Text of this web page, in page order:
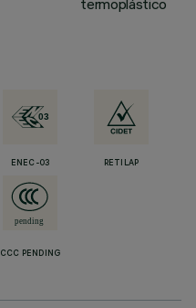
termoplástico
ENEC-03 RETILAP
CCC PENDING